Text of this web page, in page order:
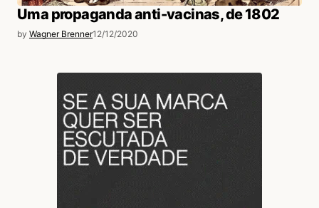
Uma propaganda anti-vacinas, de 1802
by Wagner Brenner12/12/2020